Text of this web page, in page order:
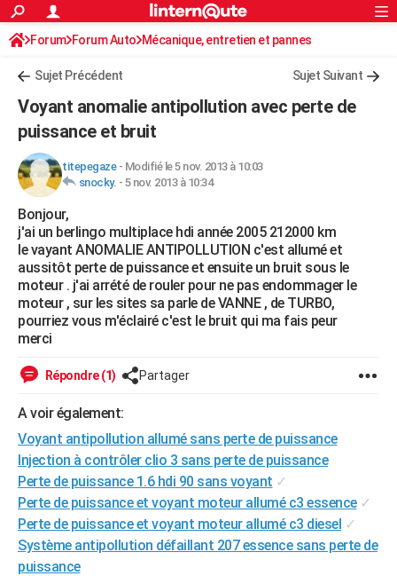
ACTUALITÉS
Politique
Société
Faits Divers
Education
Monde
Villes
+
Programme TV
Streaming
Cinéma
Sorties cinéma
Musique
FINANCE
Retraite
Impôts
Epargne
Immobilier
Risques naturels par ville
Banque
Assurance
Crédit
AUTO
Essais
Réserver un essai
Citadines
Berlines
SUV
Forum auto
HIGH-TECH
Mobiles
Meilleur smartphone
Internet
Ordinateurs
Jeux vidéo
Guide high-tech
+
BRICOLAGE
Forum
Aménagement intérieur
Extérieur
Cuisine
Salle de bains
Jardinage
Rangement
WEEK-END
Guides de France
Escapades
Patrimoine
Expositions
Musées
Week-end nature
+LIFESTYLE
Art de vivre
Bien-être
Loisirs
Mode
Modes de vie
SANTE
Alimentation
Guide de la santé
Maladies
Médicaments
Sommeil
VOYAGE
Destinations
City break
Voyage nature
Voyage de noces
Forum
Climat
+PHOTO
GUIDES D'ACHAT
BONS PLANS
CARTE DE VOEUX
Carte de Noël
Carte Bonne année
Carte Saint-Valentin
Carte Pâques
Carte d'anniversaire
DICTIONNAIRE
Rechercher
S'inscrire
Connexion
Forum Forum Auto Mécanique, entretien et pannes
Sujet Précédent Sujet Suivant
Voyant anomalie antipollution avec perte de
puissance et bruit
titepegaze- Modifié le 5 nov. 2013 à 10:03
snocky. - 5 nov. 2013 à 10:34
Bonjour,
j'ai un berlingo multiplace hdi année 2005 212000 km
le vayant ANOMALIE ANTIPOLLUTION c'est allumé et
aussitôt perte de puissance et ensuite un bruit sous le
moteur . j'ai arrété de rouler pour ne pas endommager le
moteur , sur les sites sa parle de VANNE , de TURBO,
pourriez vous m'éclairé c'est le bruit qui ma fais peur
merci
Répondre (1) Partager
A voir également:
Voyant antipollution allumé sans perte de puissance
Injection à contrôler clio 3 sans perte de puissance
Perte de puissance 1.6 hdi 90 sans voyant ✓
Perte de puissance et voyant moteur allumé c3 essence ✓
Perte de puissance et voyant moteur allumé c3 diesel ✓
Système antipollution défaillant 207 essence sans perte de
puissance